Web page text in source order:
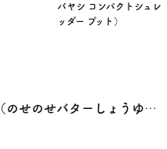
バヤシ コンパクトシュレ
ッダー プット）
IZA のせのせシリーズ（のせのせバターしょうゆ・のせのせ辛子明太子バター・のせのせバターカレー）